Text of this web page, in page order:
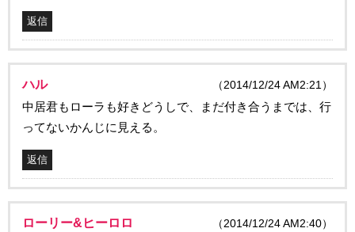
返信
ハル （2014/12/24 AM2:21）
中居君もローラも好きどうしで、まだ付き合うまでは、行
ってないかんじに見える。
返信
ローリー&ヒーロロ （2014/12/24 AM2:40）